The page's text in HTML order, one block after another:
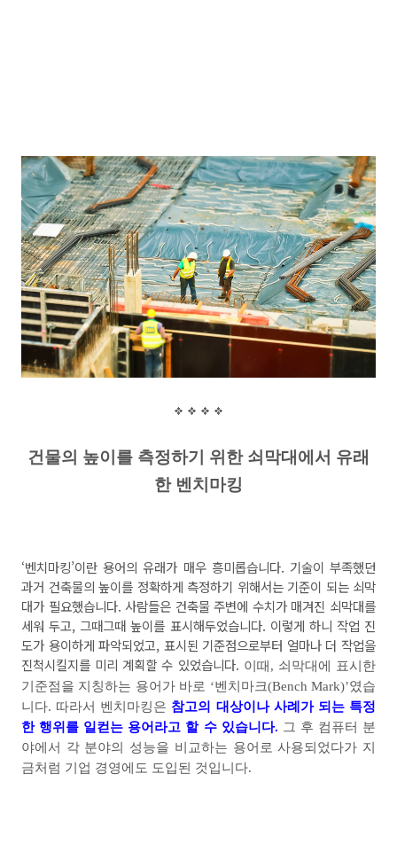
건물의 높이를 측정하기 위한 쇠막대에 서 유래
한 벤 치마킹
‘벤치마킹’이란 용어의 유래가 매우 흥미롭습니다. 기술이 부족했던
과거 건축물의 높이를 정확하게 측정하기 위해서는 기준이 되는 쇠막
대가 필요했습니다.사람들은 건축물 주변에 수치가 매겨진 쇠막대를
세워 두고, 그때그때 높이를 표시해두었습니다. 이렇게 하니 작업 진
도가 용이하게 파악되었고, 표시된 기준점으로부터 얼마나 더 작업을
진척시킬지를 미리 계획할 수 있었습니다. 이때 , 쇠막대에 표시한
기준점을 지칭하는 용어가 바로 ‘벤치마크(Bench Mark)’였습
니다. 따라서 벤치마킹은 참고의 대상이나 사례가 되는 특정
한 행위를 일컫는 용어라고 할 수 있습니다. 그 후 컴퓨터 분
야에서 각 분야의 성능을 비교하는 용어로 사용되었다가 지
금처럼 기업 경영에도 도입된 것입니다.